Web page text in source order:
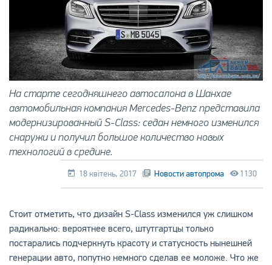
На старте сегодняшнего автосалона в Шанхае
автомобильная компания Mercedes-Benz представила
модернизированный S-Class: седан немного изменился
снаружи и получил большое количество новых
технологий в средине.
18 квітень, 2017 Новости автопрома 1130
Стоит отметить, что дизайн S-Class изменился уж слишком
радикально: вероятнее всего, штутгартцы только
постарались подчеркнуть красоту и статусность нынешней
генерации авто, попутно немного сделав ее моложе. Что же